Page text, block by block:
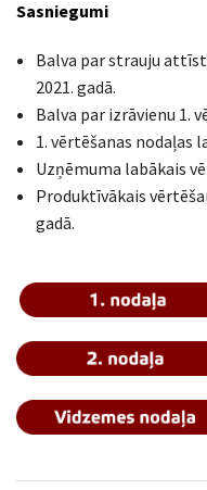
Sasniegumi
Balva par strauju
2021. gadā.
Balva par izrāvienu 1.
1. vērtēšanas nodaļas
Uzņēmuma labākais
Produktīvākais
gadā.